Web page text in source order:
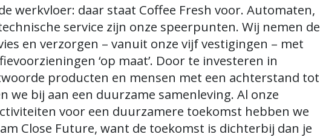
werkvloer: daar staat Coffee Fresh voor. Automaten,
service zijn onze speerpunten. Wij nemen de
en verzorgen – vanuit onze vijf vestigingen – met
‘op maat’. Door te investeren in
producten en mensen met een achterstand tot
we bij aan een duurzame samenleving. Al onze
voor een duurzamere toekomst hebben we
Close Future, want de toekomst is dichterbij dan je